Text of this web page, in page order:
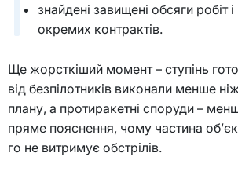
знайдені завищені обсяги робіт і
окремих контрактів.
Ще жорсткіший момент – ступінь
від безпілотників виконали менше
плану, а протиракетні споруди –
пряме пояснення, чому частина
го не витримує обстрілів.